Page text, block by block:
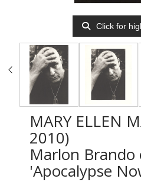
Click for
MARY ELLEN
2010)
Marlon
'Apocalypse